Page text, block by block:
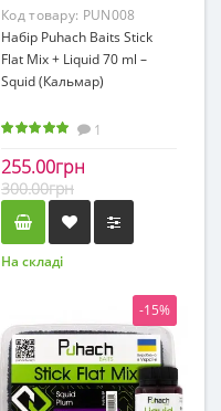
Код товару: PUN008
Набір Puhach Baits Stick
Flat Mix + Liquid 70 ml –
Squid (Кальмар)
1
255.00грн
300.00грн
На складі
-15%